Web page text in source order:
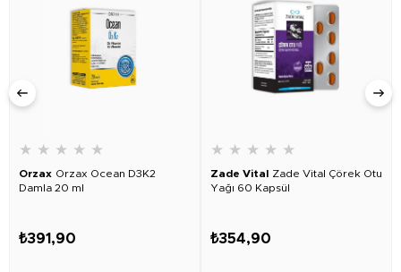
★ ★ ★ ★ ★
Orzax Orzax Ocean D3K2
Damla 20 ml
₺391,90
★ ★ ★ ★ ★
Zade Vital Zade Vital Çörek Otu
Yağı 60 Kapsül
₺354,90